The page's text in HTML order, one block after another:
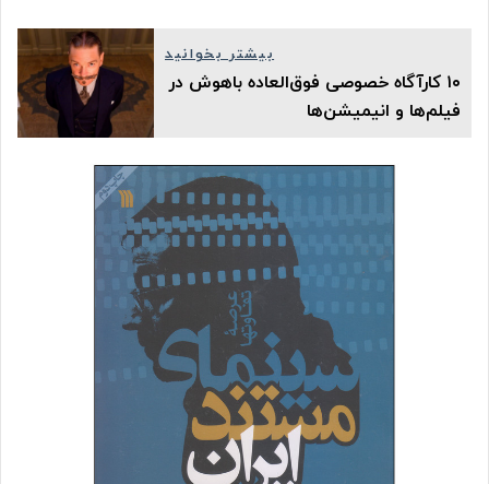
بیشتر بخوانید
۱۰ کارآگاه خصوصی فوق‌العاده باهوش در
فیلم‌ها و انیمیشن‌ها